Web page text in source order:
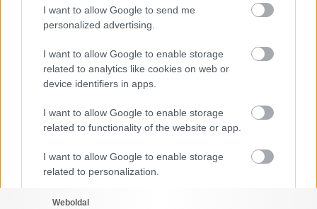
I want to allow Google to send me
personalized advertising.
I want to allow Google to enable storage
related to analytics like cookies on web or
device identifiers in apps.
I want to allow Google to enable storage
related to functionality of the website or app.
I want to allow Google to enable storage
related to personalization.
I want to allow Google to enable storage
Drisi Bt.
06 30 534 8936
Weboldal